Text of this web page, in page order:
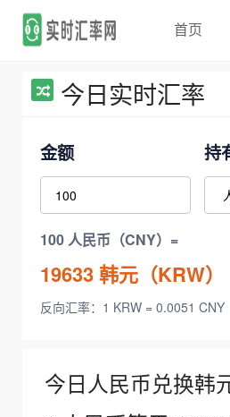
首页
今日实时汇率
金额 持
100 人民币（CNY）=
19633韩元（KRW）
反向汇率：1 KRW = 0.0051 CNY
今日人民币兑换韩